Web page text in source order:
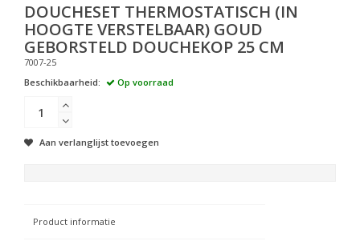
DOUCHESET THERMOSTATISCH (IN
HOOGTE VERSTELBAAR) GOUD
GEBORSTELD DOUCHEKOP 25 CM
7007-25
Beschikbaarheid:
Op voorraad
Aan verlanglijst toevoegen
Product informatie